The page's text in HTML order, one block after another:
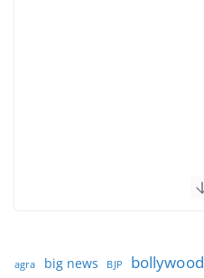
agra big news BJP bollywood